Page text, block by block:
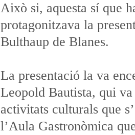
Això si, aquesta sí que
protagonitzava la
Bulthaup de Blanes.
La presentació la va
Leopold Bautista, qui va
activitats culturals que
l’Aula Gastronòmica